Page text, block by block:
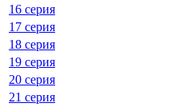
16 серия
17 серия
18 серия
19 серия
20 серия
21 серия